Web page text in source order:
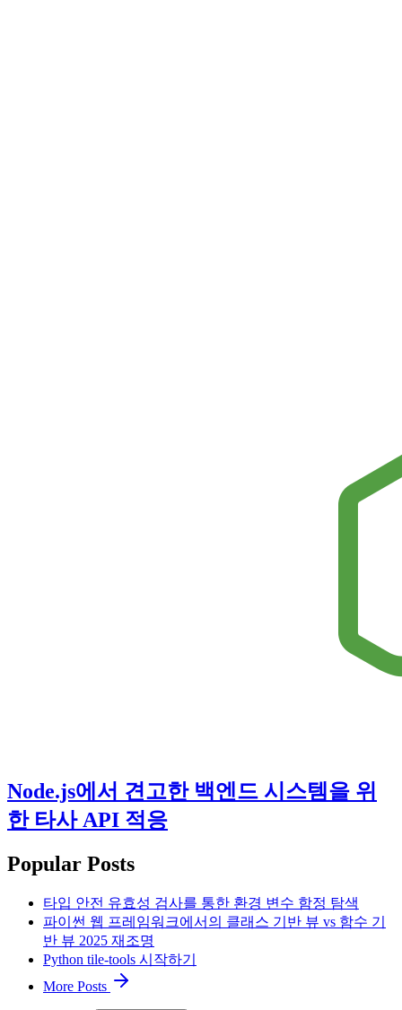
Node.js에서 견고한 백엔드 시스템을 위
한 타사 API 적응
Popular Posts
타입 안전 유효성 검사를 통한 환경 변수 함정 탐색
파이썬 웹 프레임워크에서의 클래스 기반 뷰 vs 함수 기
반 뷰 2025 재조명
Python tile-tools 시작하기
More Posts